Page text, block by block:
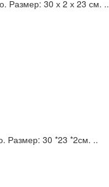
Размер: 30 х 2 х 23 см. ..
Размер: 30 *23 *2см. ..